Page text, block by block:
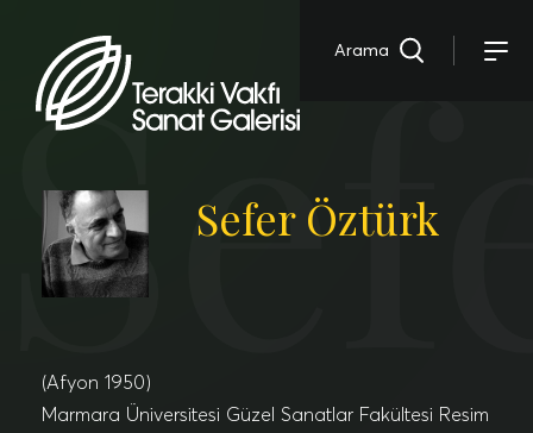
Arama
Sefer Öztürk
(Afyon 1950)
Marmara Üniversitesi Güzel Sanatlar Fakültesi Resim